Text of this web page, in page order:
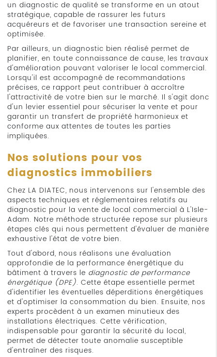
un diagnostic de qualité se transforme en un atout
stratégique, capable de rassurer les futurs
acquéreurs et de favoriser une transaction sereine et
optimisée.
Par ailleurs, un diagnostic bien réalisé permet de
planifier, en toute connaissance de cause, les travaux
d'amélioration pouvant valoriser le local commercial.
Lorsqu'il est accompagné de recommandations
précises, ce rapport peut contribuer à accroître
l'attractivité de votre bien sur le marché. Il s'agit donc
d'un levier essentiel pour sécuriser la vente et pour
garantir un transfert de propriété harmonieux et
conforme aux attentes de toutes les parties
impliquées.
Nos solutions pour vos
diagnostics immobiliers
Chez LA DIATEC, nous intervenons sur l'ensemble des
aspects techniques et réglementaires relatifs au
diagnostic pour la vente de local commercial à L'Isle-
Adam. Notre méthode structurée repose sur plusieurs
étapes clés qui nous permettent d'évaluer de manière
exhaustive l'état de votre bien.
Tout d'abord, nous réalisons une évaluation
approfondie de la performance énergétique du
bâtiment à travers le diagnostic de performance
énergétique (DPE). Cette étape essentielle permet
d'identifier les éventuelles déperditions énergétiques
et d'optimiser la consommation du bien. Ensuite, nos
experts procèdent à un examen minutieux des
installations électriques. Cette vérification,
indispensable pour garantir la sécurité du local,
permet de détecter toute anomalie susceptible
d'entraîner des risques.